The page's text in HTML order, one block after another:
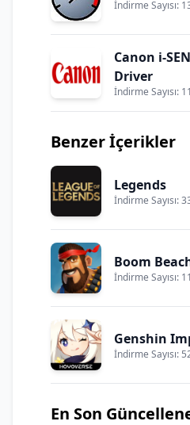
İndirme Sayısı:
Canon i-
Driver
İndirme Sayısı:
Benzer İçerikler
Legends
İndirme Sayısı:
Boom
İndirme Sayısı:
Genshin
İndirme Sayısı:
En Son